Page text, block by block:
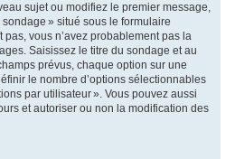
sujet ou modifiez le premier message,
» situé sous le formulaire
pas, vous n’avez probablement pas la
Saisissez le titre du sondage et au
prévus, chaque option sur une
le nombre d’options sélectionnables
par utilisateur ». Vous pouvez aussi
et autoriser ou non la modification des